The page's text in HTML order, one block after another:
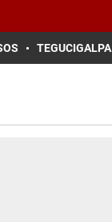
TEGUCIGALPA